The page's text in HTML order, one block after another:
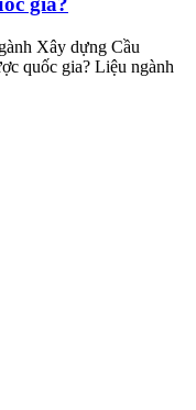
Xây dựng Cầu
quốc gia? Liệu ngành